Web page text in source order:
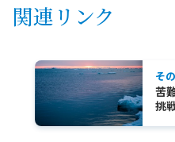
関連リンク
そ
苦
挑